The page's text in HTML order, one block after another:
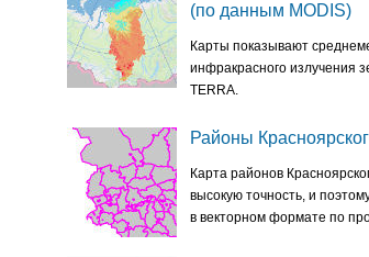
(по данным MODIS)
Карты показывают
инфракрасного излучения
TERRA.
Районы
Карта районов
высокую точность, и
в векторном формате по